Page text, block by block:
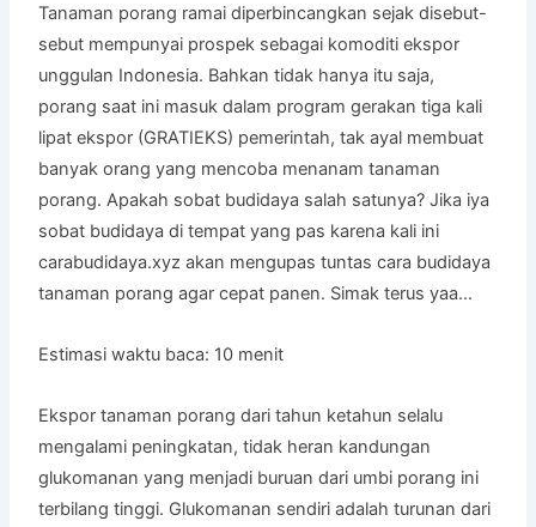
Tanaman porang ramai diperbincangkan sejak disebut-
sebut mempunyai prospek sebagai komoditi ekspor
unggulan Indonesia. Bahkan tidak hanya itu saja,
porang saat ini masuk dalam program gerakan tiga kali
lipat ekspor (GRATIEKS) pemerintah, tak ayal membuat
banyak orang yang mencoba menanam tanaman
porang. Apakah sobat budidaya salah satunya? Jika iya
sobat budidaya di tempat yang pas karena kali ini
carabudidaya.xyz akan mengupas tuntas cara budidaya
tanaman porang agar cepat panen. Simak terus yaa…
Estimasi waktu baca: 10 menit
Ekspor tanaman porang dari tahun ketahun selalu
mengalami peningkatan, tidak heran kandungan
glukomanan yang menjadi buruan dari umbi porang ini
terbilang tinggi. Glukomanan sendiri adalah turunan dari